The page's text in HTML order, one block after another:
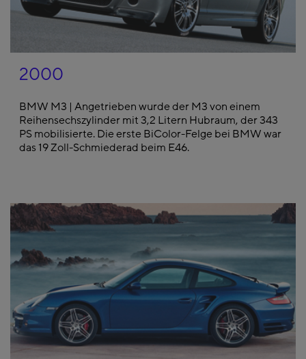
2000
BMW M3 | Angetrieben wurde der M3 von einem
Reihensechszylinder mit 3,2 Litern Hubraum, der 343
PS mobilisierte. Die erste BiColor-Felge bei BMW war
das 19 Zoll-Schmiederad beim E46.